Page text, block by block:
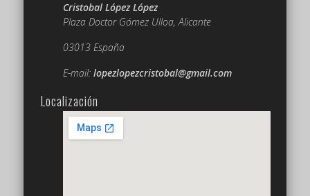
Cristobal López López
Plaza Doctor Gómez Ulloa, Alicante
03013 España
E-mail:lopezlopezcristobal@gmail.com
Localización